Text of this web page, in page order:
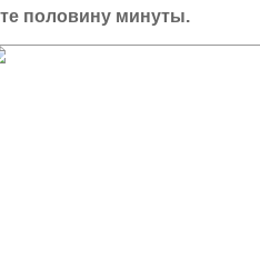
половину минуты.